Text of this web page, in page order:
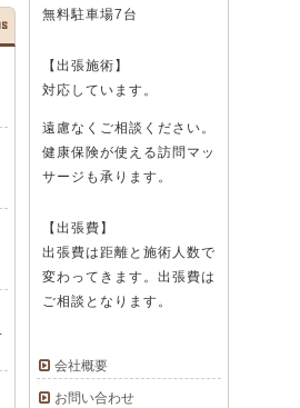
無料駐車場7台
【出張施術】
対応しています。
遠慮なくご相談ください。
健康保険が使える訪問マッ
サージも承ります。
【出張費】
出張費は距離と施術人数で
変わってきます。出張費は
ご相談となります。
会社概要
お問い合わせ